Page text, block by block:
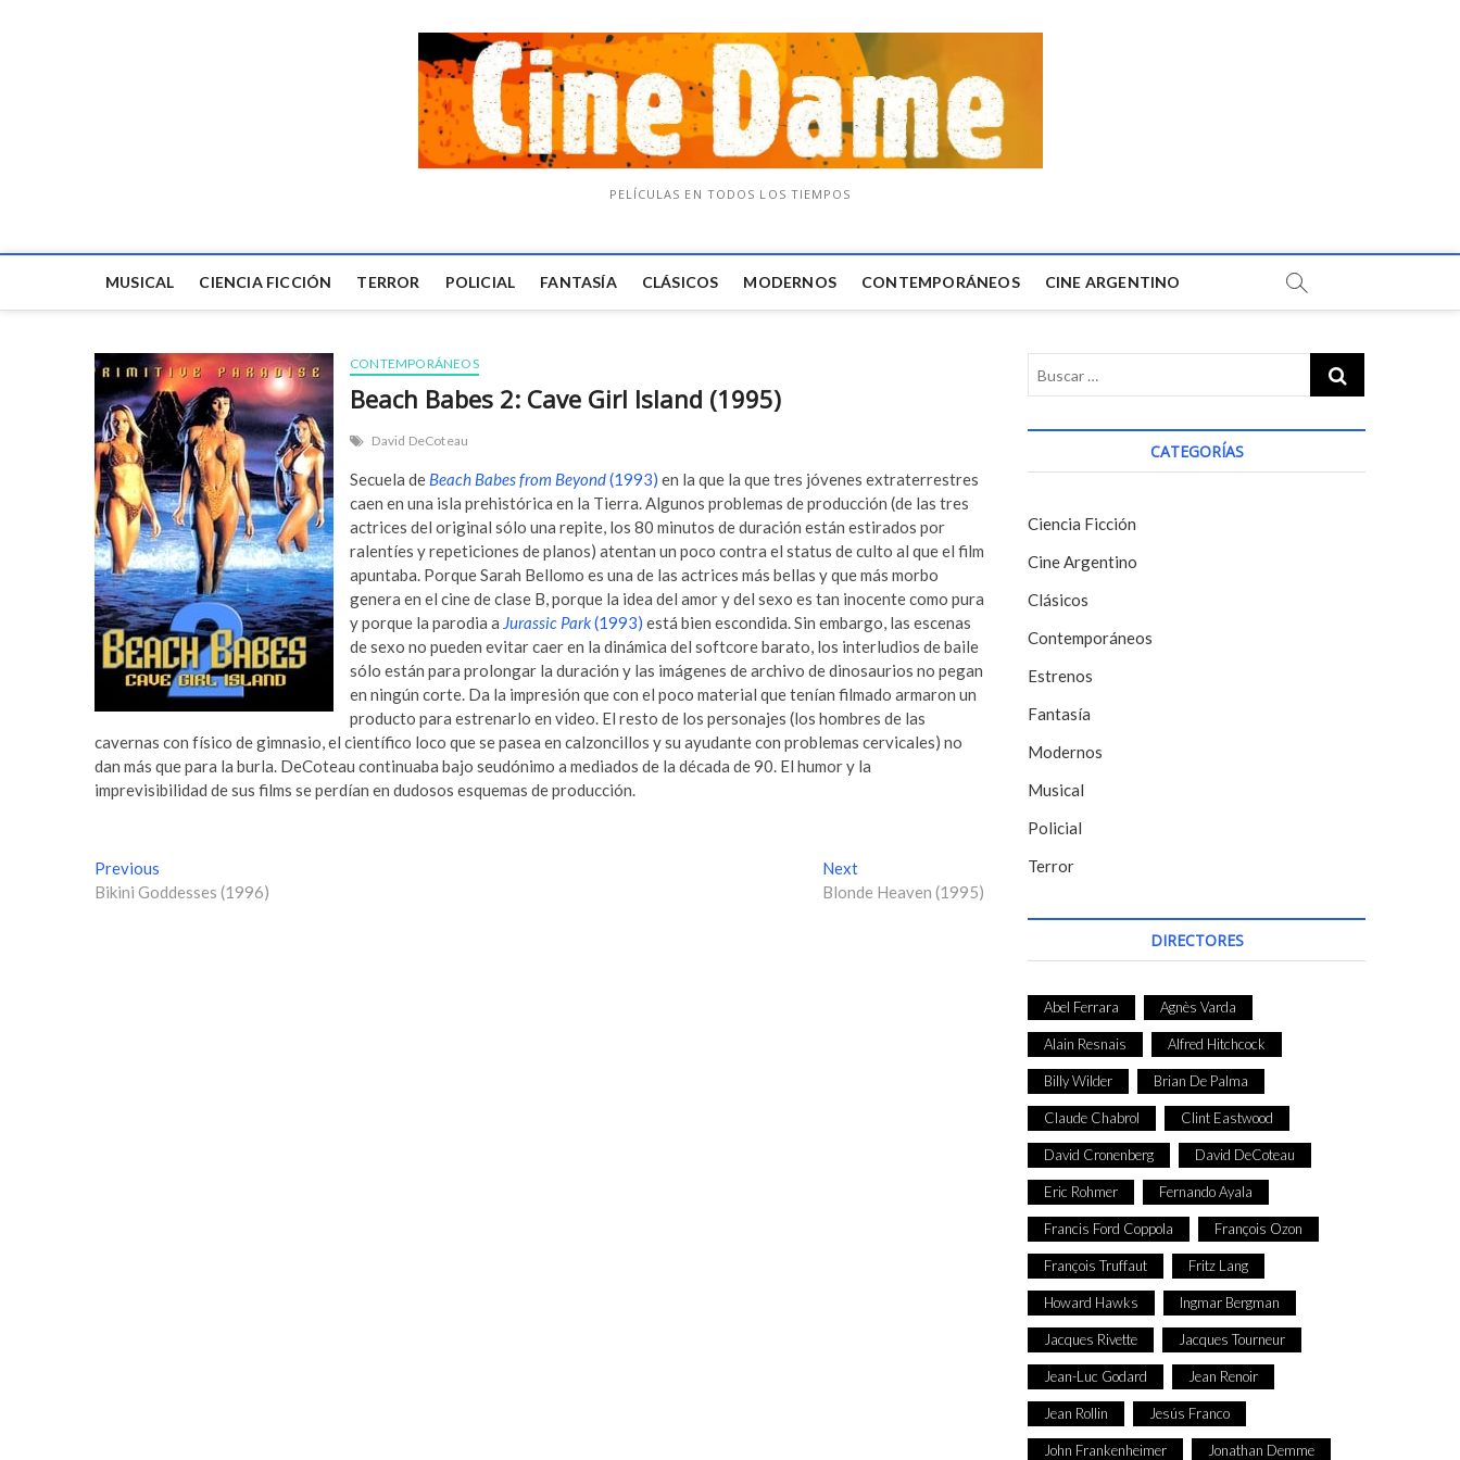
PELÍCULAS EN TODOS LOS TIEMPOS
MUSICAL CIENCIA FICCIÓN TERROR POLICIAL FANTASÍA CLÁSICOS MODERNOS CONTEMPORÁNEOS CINE ARGENTINO
CONTEMPORÁNEOS
Beach Babes 2: Cave Girl Island (1995)
David DeCoteau
Secuela de Beach Babes from Beyond(1993) en la que la que tres jóvenes extraterrestres
caen en una isla prehistórica en la Tierra. Algunos problemas de producción (de las tres
actrices del original sólo una repite, los 80 minutos de duración están estirados por
ralentíes y repeticiones de planos) atentan un poco contra el status de culto al que el film
apuntaba. Porque Sarah Bellomo es una de las actrices más bellas y que más morbo
genera en el cine de clase B, porque la idea del amor y del sexo es tan inocente como pura
y porque la parodia a Jurassic Park(1993) está bien escondida. Sin embargo, las escenas
de sexo no pueden evitar caer en la dinámica del softcore barato, los interludios de baile
sólo están para prolongar la duración y las imágenes de archivo de dinosaurios no pegan
en ningún corte. Da la impresión que con el poco material que tenían filmado armaron un
producto para estrenarlo en video. El resto de los personajes (los hombres de las
cavernas con físico de gimnasio, el científico loco que se pasea en calzoncillos y su ayudante con problemas cervicales) no
dan más que para la burla. DeCoteau continuaba bajo seudónimo a mediados de la década de 90. El humor y la
imprevisibilidad de sus films se perdían en dudosos esquemas de producción.
N
a
Previous
r
Bikini Goddesses (1996)
Next
e
Blonde Heaven (1995)
CATEGORÍAS
Ciencia Ficción
Cine Argentino
Clásicos
Contemporáneos
Estrenos
Fantasía
Modernos
Musical
Policial
Terror
DIRECTORES
Abel Ferrara Agnès Varda
Alain Resnais Alfred Hitchcock
Billy Wilder Brian De Palma
Claude Chabrol Clint Eastwood
David Cronenberg David DeCoteau
Eric Rohmer Fernando Ayala
Francis Ford Coppola François Ozon
François Truffaut Fritz Lang
Howard Hawks Ingmar Bergman
Jacques Rivette Jacques Tourneur
Jean-Luc Godard Jean Renoir
Jean Rollin Jesús Franco
John Frankenheimer Jonathan Demme